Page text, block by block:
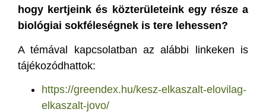
hogy kertjeink és közterületeink egy része a
biológiai sokféleségnek is tere lehessen?
A témával kapcsolatban az alábbi linkeken is
tájékozódhattok:
https://greendex.hu/kesz-elkaszalt-elovilag-
elkaszalt-jovo/